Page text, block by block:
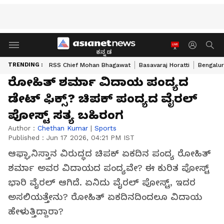
ಕನ್ನಡ
TRENDING : RSS Chief Mohan Bhagawat Basavaraj Horatti
ರೋಹಿತ್ ಶರ್ಮಾ ವಿದಾಯ ಪಂದ್ಯದ
ಡೇಟ್ ಫಿಕ್ಸ್? ಚಿಪಕ್ ಪಂದ್ಯದ ವೈರಲ್
ಪೋಸ್ಟ್ ಸತ್ಯ ಬಹಿರಂಗ
Author : Chethan Kumar | Sports
Published : Jun 17 2026, 04:21 PM IST
ಆಫ್ಘಾನಿಸ್ತಾನ ವಿರುದ್ಧದ ಚಿಪಕ್ ಏಕದಿನ ಪಂದ್ಯ ರೋಹಿತ್
ಶರ್ಮಾ ಅವರ ವಿದಾಯದ ಪಂದ್ಯವೇ? ಈ ಕುರಿತ ಪೋಸ್ಟ್
ಭಾರಿ ವೈರಲ್ ಆಗಿದೆ. ಏನಿದು ವೈರಲ್ ಪೋಸ್ಟ್, ಇದರ
ಅಸಲಿಯತ್ತೇನು? ರೋಹಿತ್ ಏಕದಿನದಿಂದಲೂ ವಿದಾಯ
ಹೇಳುತ್ತಿದ್ದಾರಾ?